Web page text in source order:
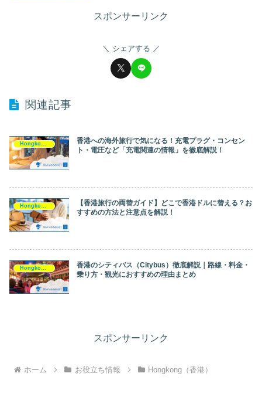
スポンサーリンク
シェアする
関連記事
Hongkong（香港）
香港への海外旅行で気になる！充電プラグ・コンセン
ト・電圧など「充電関連の情報」を徹底解説！
Hongkong（香港）
【香港旅行の両替ガイド】どこで香港ドルに替える？お
すすめの方法と注意点を解説！
香港のシティバス（Citybus）徹底解説｜路線・料金・
乗り方・観光におすすめの理由まとめ
スポンサーリンク
ホーム お役立ち情報 Hongkong（香港）